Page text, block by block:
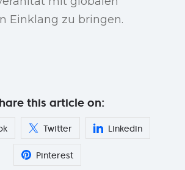
Einklang zu bringen.
this article on:
Twitter Linkedin
Pinterest